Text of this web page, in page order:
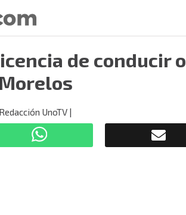
de conducir o
UnoTV|